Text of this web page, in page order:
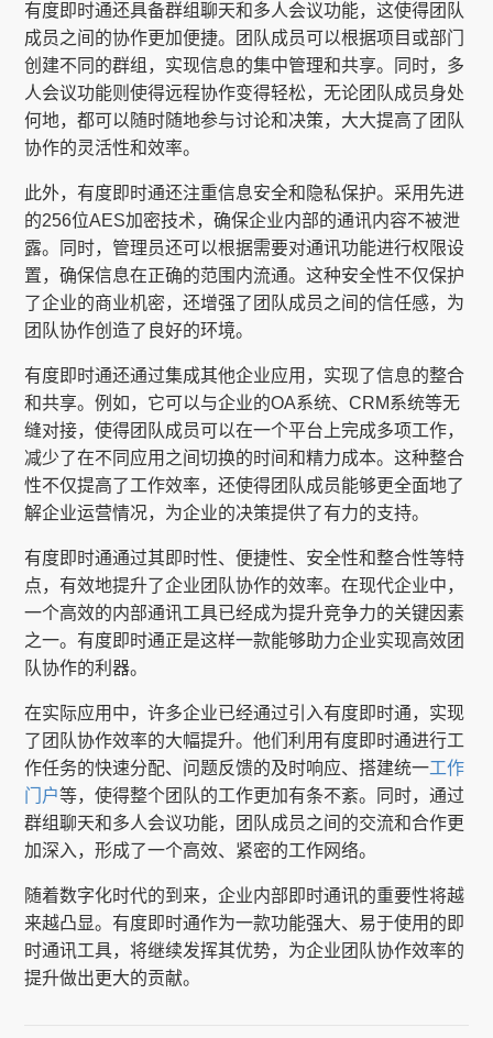
有度即时通还具备群组聊天和多人会议功能，这使得团队
成员之间的协作更加便捷。团队成员可以根据项目或部门
创建不同的群组，实现信息的集中管理和共享。同时，多
人会议功能则使得远程协作变得轻松，无论团队成员身处
何地，都可以随时随地参与讨论和决策，大大提高了团队
协作的灵活性和效率。
此外，有度即时通还注重信息安全和隐私保护。采用先进
的256位AES加密技术，确保企业内部的通讯内容不被泄
露。同时，管理员还可以根据需要对通讯功能进行权限设
置，确保信息在正确的范围内流通。这种安全性不仅保护
了企业的商业机密，还增强了团队成员之间的信任感，为
团队协作创造了良好的环境。
有度即时通还通过集成其他企业应用，实现了信息的整合
和共享。例如，它可以与企业的OA系统、CRM系统等无
缝对接，使得团队成员可以在一个平台上完成多项工作，
减少了在不同应用之间切换的时间和精力成本。这种整合
性不仅提高了工作效率，还使得团队成员能够更全面地了
解企业运营情况，为企业的决策提供了有力的支持。
有度即时通通过其即时性、便捷性、安全性和整合性等特
点，有效地提升了企业团队协作的效率。在现代企业中，
一个高效的内部通讯工具已经成为提升竞争力的关键因素
之一。有度即时通正是这样一款能够助力企业实现高效团
队协作的利器。
在实际应用中，许多企业已经通过引入有度即时通，实现
了团队协作效率的大幅提升。他们利用有度即时通进行工
作任务的快速分配、问题反馈的及时响应、搭建统一工作
门户等，使得整个团队的工作更加有条不紊。同时，通过
群组聊天和多人会议功能，团队成员之间的交流和合作更
加深入，形成了一个高效、紧密的工作网络。
随着数字化时代的到来，企业内部即时通讯的重要性将越
来越凸显。有度即时通作为一款功能强大、易于使用的即
时通讯工具，将继续发挥其优势，为企业团队协作效率的
提升做出更大的贡献。